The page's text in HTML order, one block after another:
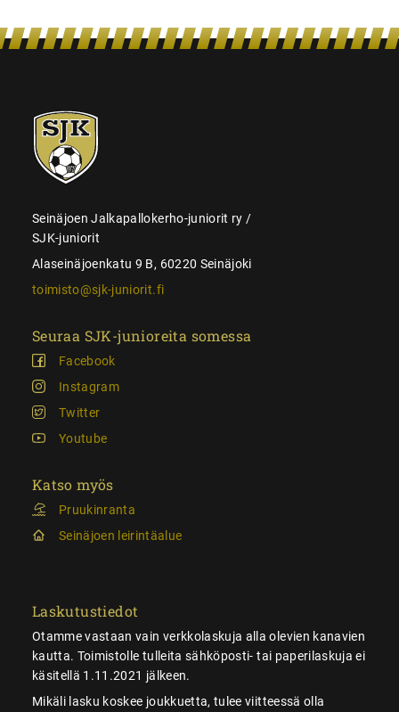
SJK-
juniorit
Seinäjoen Jalkapallokerho-juniorit ry /
SJK-juniorit
Alaseinäjoenkatu 9 B, 60220 Seinäjoki
toimisto@sjk-juniorit.fi
Seuraa SJK-junioreita somessa
Facebook
Instagram
Twitter
Youtube
Katso myös
Pruukinranta
Seinäjoen leirintäalue
Laskutustiedot
Otamme vastaan vain verkkolaskuja alla olevien kanavien
kautta. Toimistolle tulleita sähköposti- tai paperilaskuja ei
käsitellä 1.11.2021 jälkeen.
Mikäli lasku koskee joukkuetta, tulee viitteessä olla